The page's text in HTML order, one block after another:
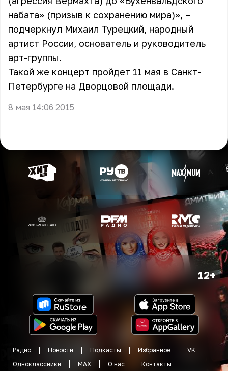
набата» (призыв к сохранению мира)», –
подчеркнул Михаил Турецкий, народный
артист России, основатель и руководитель
арт-группы.
Такой же концерт пройдет 11 мая в Санкт-
Петербурге на Дворцовой площади.
8 мая 14:06 2015
12+
Радио Новости Подкасты Избранное
VK
Одноклассники
MAX О нас Контакты